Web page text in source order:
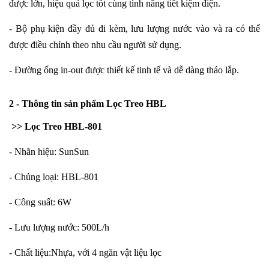
được lớn, hiệu quả lọc tốt cùng tính năng tiết kiệm điện.
- Bộ phụ kiện đầy đủ đi kèm, lưu lượng nước vào và ra có thể
được điều chỉnh theo nhu cầu người sử dụng.
- Đường ống in-out được thiết kế tinh tế và dễ dàng tháo lắp.
2 - Thông tin sản phẩm Lọc Treo HBL
>> Lọc Treo HBL-801
- Nhãn hiệu: SunSun
- Chủng loại: HBL-801
- Công suất: 6W
- Lưu lượng nước: 500L/h
- Chất liệu:Nhựa, với 4 ngăn vật liệu lọc